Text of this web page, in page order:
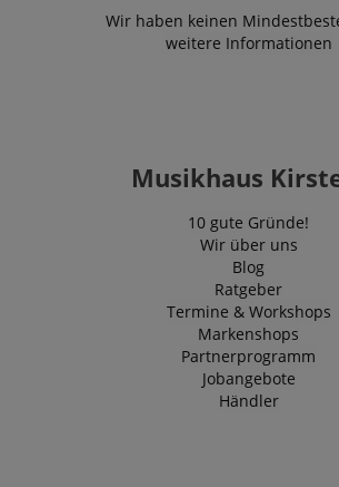
Wir haben keinen
weitere Informationen
Musikhaus
10 gute Gründe!
Wir über uns
Blog
Ratgeber
Termine & Workshops
Markenshops
Partnerprogramm
Jobangebote
Händler